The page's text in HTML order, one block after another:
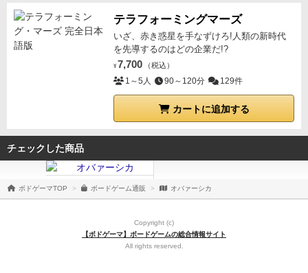
テラフォーミングマーズ
いざ、赤き惑星を手なずけろ!人類の新時代
を先導するのはどの企業だ!?
¥ 7,700 （税込）
1～5人 90～120分 129件
カートに追加する
チェックした商品
ボドゲーマTOP ボードゲーム通販 オバァーシカ
Copyright (c)
【ボドゲーマ】ボードゲームの総合情報サイト
All rights reserved.